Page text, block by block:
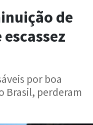
de
por boa
Brasil, perderam